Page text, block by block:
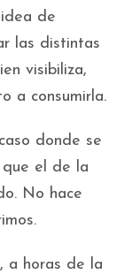
de
las distintas
visibiliza,
a consumirla.
donde se
que el de la
No hace
a horas de la